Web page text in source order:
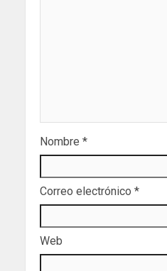
Nombre *
Correo electrónico *
Web